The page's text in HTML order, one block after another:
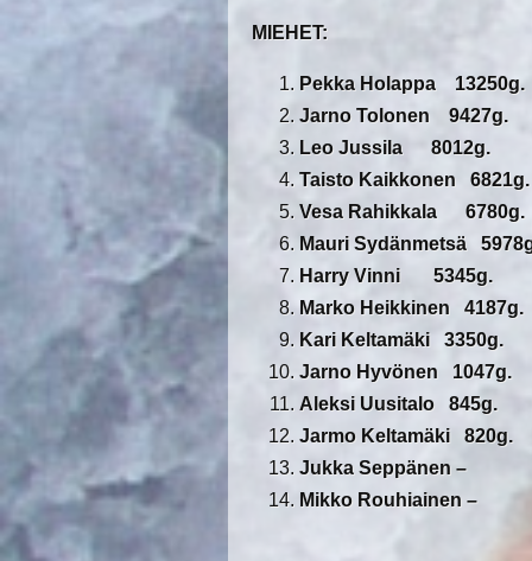
MIEHET:
Pekka Holappa 13250g.
Jarno Tolonen 9427g.
Leo Jussila 8012g.
Taisto Kaikkonen 6821g.
Vesa Rahikkala 6780g.
Mauri Sydänmetsä
Harry Vinni 5345g.
Marko Heikkinen 4187g.
Kari Keltamäki 3350g.
Jarno Hyvönen 1047g.
Aleksi Uusitalo 845g.
Jarmo Keltamäki 820g.
Jukka Seppänen –
Mikko Rouhiainen –